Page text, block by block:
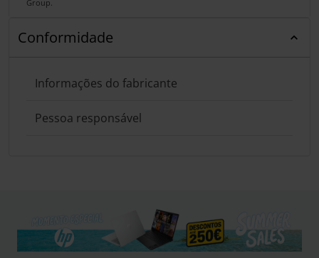
Group.
Conformidade
Informações do fabricante
Pessoa responsável